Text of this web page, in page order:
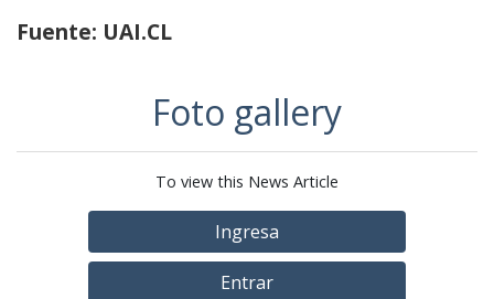
Fuente: UAI.CL
Foto gallery
To view this News Article
Ingresa
Entrar